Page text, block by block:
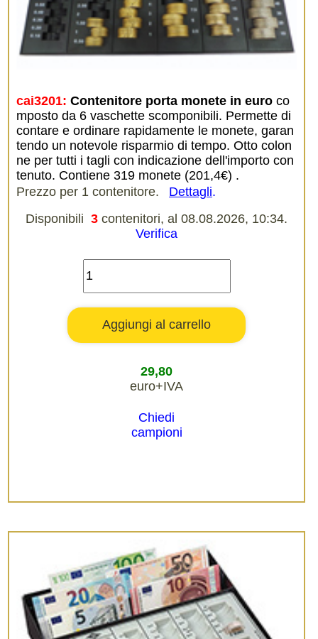
cai3201: Contenitore porta monete in euro co
mposto da 6 vaschette scomponibili. Permette di
contare e ordinare rapidamente le monete, garan
tendo un notevole risparmio di tempo. Otto colon
ne per tutti i tagli con indicazione dell'importo con
tenuto. Contiene 319 monete (201,4€) .
Prezzo per 1 contenitore.
Dettagli.
Disponibili 3 contenitori, al 08.08.2026, 10:34.
Verifica
29,80
euro+IVA
Chiedi
campioni